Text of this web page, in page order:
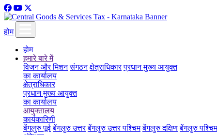
होम
होम
हमारे बारे में
विजन और मिशन संगठन क्षेत्राधिकार प्रधान मुख्य आयुक्त
का कार्यालय
क्षेत्राधिकार
प्रधान मुख्य आयुक्त
का कार्यालय
आयुक्तालय
कार्यकारिणी
बेंगलुरु पूर्व बेंगलुरु उत्तर बेंगलुरु उत्तर पश्चिम बेंगलुरु दक्षिण बेंगलुरु पश्चिम